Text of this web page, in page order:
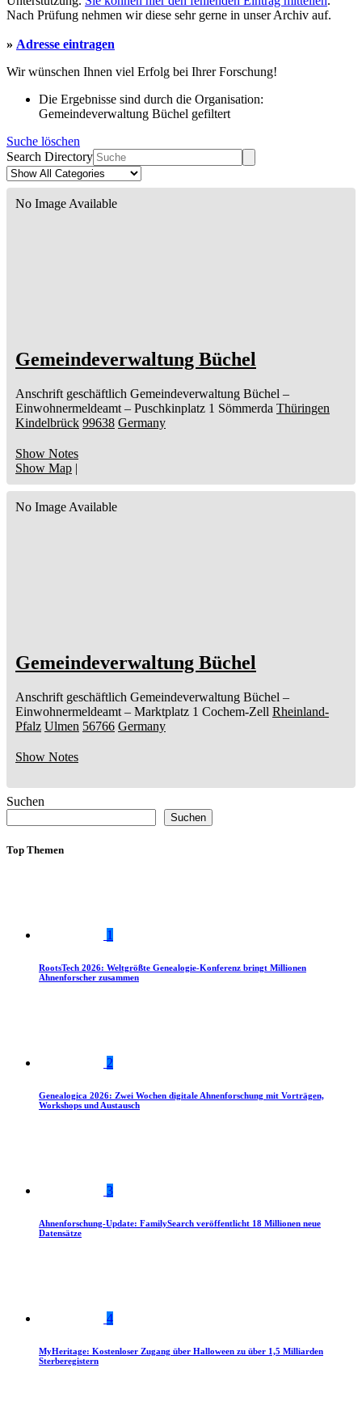
Nach Prüfung nehmen wir diese sehr gerne in unser Archiv auf.
» Adresse eintragen
Wir wünschen Ihnen viel Erfolg bei Ihrer Forschung!
Die Ergebnisse sind durch die Organisation:
Gemeindeverwaltung Büchel gefiltert
Suche löschen
Search Directory
No Image Available
Gemeindeverwaltung Büchel
Anschrift geschäftlich Gemeindeverwaltung Büchel –
Einwohnermeldeamt – Puschkinplatz 1 Sömmerda Thüringen
Kindelbrück 99638 Germany
Show Notes
Show Map |
No Image Available
Gemeindeverwaltung Büchel
Anschrift geschäftlich Gemeindeverwaltung Büchel –
Einwohnermeldeamt – Marktplatz 1 Cochem-Zell Rheinland-
Pfalz Ulmen 56766 Germany
Show Notes
Suchen
Suchen
Top Themen
1
RootsTech 2026: Weltgrößte Genealogie-Konferenz bringt Millionen
Ahnenforscher zusammen
2
Genealogica 2026: Zwei Wochen digitale Ahnenforschung mit Vorträgen,
Workshops und Austausch
3
Ahnenforschung-Update: FamilySearch veröffentlicht 18 Millionen neue
Datensätze
4
MyHeritage: Kostenloser Zugang über Halloween zu über 1,5 Milliarden
Sterberegistern